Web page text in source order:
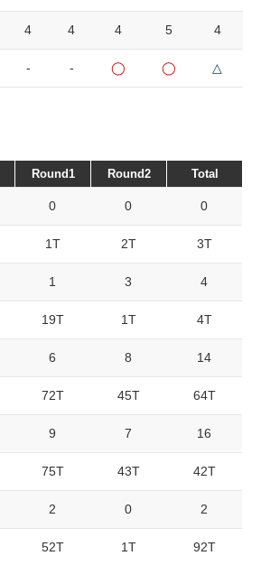
4 4 4 5 4
- - ◯ ◯ △
Round1 Round2 Total
0 0 0
1T 2T 3T
1 3 4
19T 1T 4T
6 8 14
72T 45T 64T
9 7 16
75T 43T 42T
2 0 2
52T 1T 92T